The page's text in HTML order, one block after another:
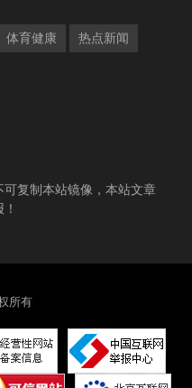
体育健康 热点新闻
复制本站镜像，本站文章
所有